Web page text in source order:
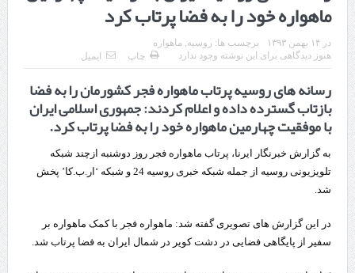
چابهار، جایی که دریا به زندگی سلام می‌کند
گزارش ویژه؛
طرز تهیه خورش خلال کرمانشاهی +نکات و فوت وفن‌ها
قدردانی وزیر میراث فرهنگی، گردشگری و صنایع دستی از استاندار اردبیل
استاندار اردبیل در دیدار دبیر شورای‌عالی مناطق آزاد و ویژه اقتصادی:
راه‌اندازی کامل منطقه آزاد اردبیل-بیله‌سوار و منطقه ویژه اقتصادی نمین تسریع
در دیدار استاندار اردبیل و مدیرعامل بانک سینا محقق شد؛
ماهواره خود را به فضا پرتاب کرد
در ۱۴ بهمن ۱۳۹۳ برچسب ها: روسیه ماهواره
هنوز دیدگاهی برای این نوشته وجود ندارد
چاپ ایمیل
رسانه های روسیه پرتاب ماهواره فجر کشورمان را به فضا
بازتاب گسترده داده و اعلام کردند: جمهوری اسلامی ایران
با موفقیت چهارمین ماهواره خود را به فضا پرتاب کرد.
به گزارش خبرنگار ایرنا، پرتاب ماهواره فجر روز دوشنبه ازچند شبکه
تلویزیونی روسیه از جمله شبکه خبری روسیه 24 و شبکه ‘ار.ب.کا’ پخش
شد.
در این گزارش های تصویری گفته شد: ماهواره فجر با کمک ماهواره بر
سفیر از پایگاهی فضایی در دشت کویر در شمال ایران به فضا پرتاب شد.